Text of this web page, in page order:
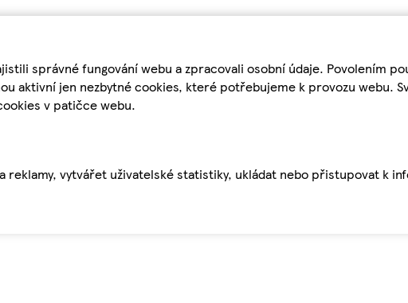
správné fungování webu a zpracovali osobní údaje. Povolením
aktivní jen nezbytné cookies, které potřebujeme k provozu webu.
v patičce webu.
vytvářet uživatelské statistiky, ukládat nebo přistupovat k